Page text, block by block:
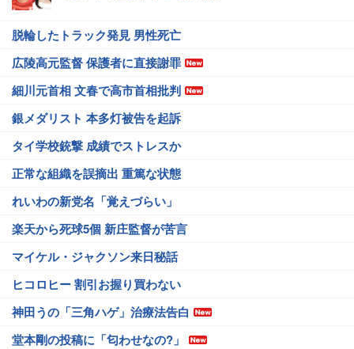
脱輪したトラック発見 男性死亡
広陵高元監督 保護者に直接謝罪
細川元首相 文春で高市首相批判
銀メダリスト 本多灯被告を起訴
タイ学校銃撃 成績でストレスか
正常な組織を誤摘出 重篤な状態
れいわの新党名「覚えづらい」
楽天から死球5個 新庄監督が苦言
マイケル・ジャクソン来日秘話
ヒコロヒー 割引お握り買わない
神田うの「三角ハゲ」治療法告白
堂本剛の投稿に「匂わせなの?」